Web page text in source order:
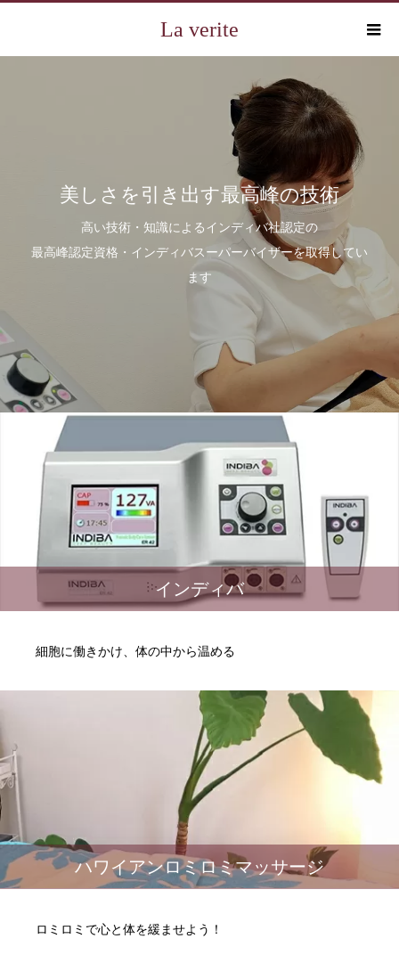
La verite
美しさを引き出す最高峰の技術
高い技術・知識によるインディバ社認定の
最高峰認定資格・インディバスーパーバイザーを取得してい
ます
インディバ
細胞に働きかけ、体の中から温める
ハワイアンロミロミマッサージ
ロミロミで心と体を緩ませよう！